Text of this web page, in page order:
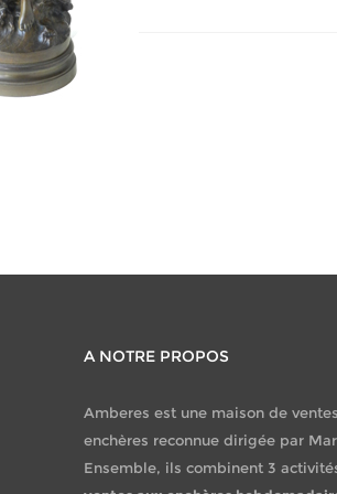
A NOTRE PROPOS
Amberes est une maison de
enchères reconnue dirigée par
Ensemble, ils combinent 3